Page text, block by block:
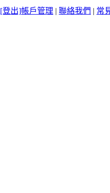
[登出]帳戶管理 | 聯絡我們 | 常